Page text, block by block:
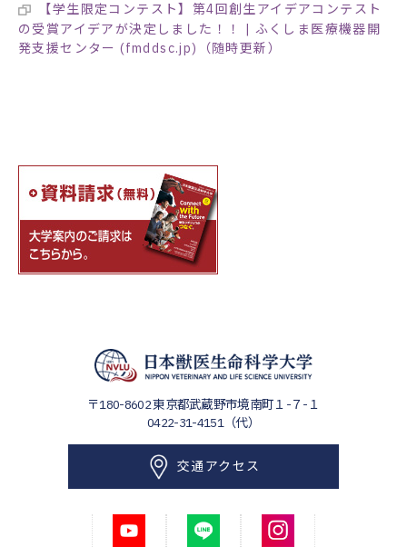
【学生限定コンテスト】第4回創生アイデアコンテスト
の受賞アイデアが決定しました！！ | ふくしま医療機器開
発支援センター (fmddsc.jp)（随時更新）
〒180-8602東京都武蔵野市境南町１-７-１
0422-31-4151（代）
交通アクセス